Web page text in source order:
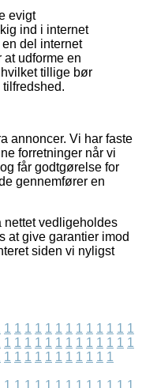
evigt
ind i internet
del internet
udforme en
tillige bør
annoncer. Vi har faste
forretninger når vi
får godtgørelse for
gennemfører en
nettet vedligeholdes
at give garantier imod
siden vi nyligst
1 1 1 1 1 1 1 1 1 1 1 1 1
1 1 1 1 1 1 1 1 1 1 1 1 1
1 1 1 1 1 1 1 1 1 1 1
1 1 1 1 1 1 1 1 1 1 1 1 1